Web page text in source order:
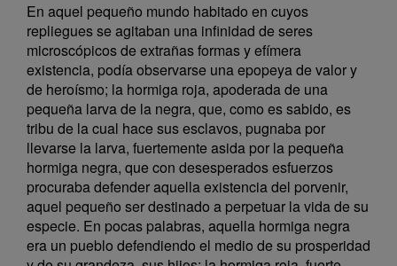
En aquel pequeño mundo habitado en cuyos
repliegues se agitaban una infinidad de seres
microscópicos de extrañas formas y efímera
existencia, podía observarse una epopeya de valor y
de heroísmo; la hormiga roja, apoderada de una
pequeña larva de la negra, que, como es sabido, es
tribu de la cual hace sus esclavos, pugnaba por
llevarse la larva, fuertemente asida por la pequeña
hormiga negra, que con desesperados esfuerzos
procuraba defender aquella existencia del porvenir,
aquel pequeño ser destinado a perpetuar la vida de su
especie. En pocas palabras, aquella hormiga negra
era un pueblo defendiendo el medio de su prosperidad